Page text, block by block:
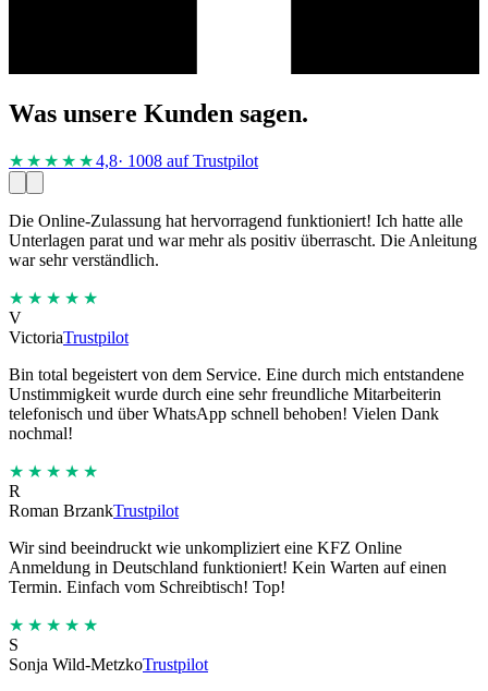
Was unsere Kunden sagen.
★★★★ ★4,8· 1008 auf Trustpilot
Die Online-Zulassung hat hervorragend funktioniert! Ich hatte alle
Unterlagen parat und war mehr als positiv überrascht. Die Anleitung
war sehr verständlich.
★★★★★
V
VictoriaTrustpilot
Bin total begeistert von dem Service. Eine durch mich entstandene
Unstimmigkeit wurde durch eine sehr freundliche Mitarbeiterin
telefonisch und über WhatsApp schnell behoben! Vielen Dank
nochmal!
★★★★★
R
Roman BrzankTrustpilot
Wir sind beeindruckt wie unkompliziert eine KFZ Online
Anmeldung in Deutschland funktioniert! Kein Warten auf einen
Termin. Einfach vom Schreibtisch! Top!
★★★★★
S
Sonja Wild-MetzkoTrustpilot